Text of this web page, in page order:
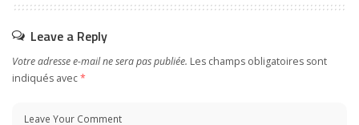
Leave a Reply
Votre adresse e-mail ne sera pas publiée. Les champs obligatoires sont
indiqués avec*